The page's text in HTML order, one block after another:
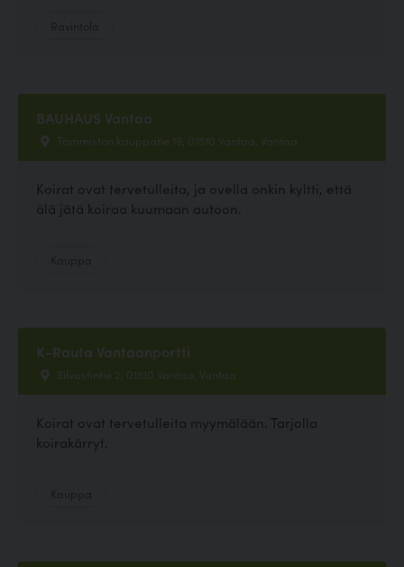
BAUHAUS Vantaa
Tammiston kauppatie 19, 01510 Vantaa, Vantaa
Koirat ovat tervetulleita, ja ovella onkin kyltti, että
älä jätä koiraa kuumaan autoon.
K-Rauta Vantaanportti
Silvastintie 2, 01510 Vantaa, Vantaa
Koirat ovat tervetulleita myymälään. Tarjolla
koirakärryt.